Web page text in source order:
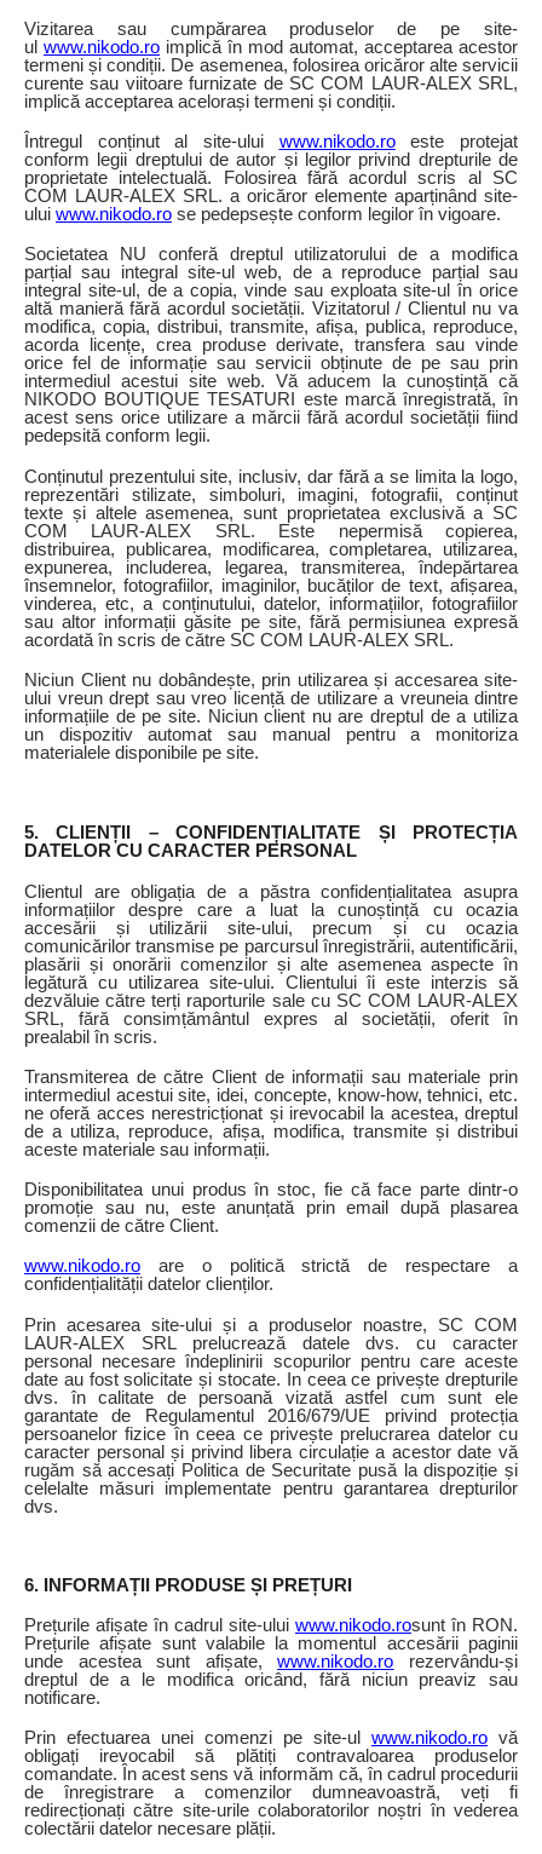
Vizitarea sau cumpărarea produselor de pe site-
ul www.nikodo.ro implică în mod automat, acceptarea acestor
termeni și condiții. De asemenea, folosirea oricăror alte servicii
curente sau viitoare furnizate de SC COM LAUR-ALEX SRL,
implică acceptarea acelorași termeni și condiții.
Întregul conținut al site-ului www.nikodo.roeste protejat
conform legii dreptului de autor și legilor privind drepturile de
proprietate intelectuală. Folosirea fără acordul scris al SC
COM LAUR-ALEX SRL. a oricăror elemente aparținând site-
ului www.nikodo.ro se pedepsește conform legilor în vigoare.
Societatea NU conferă dreptul utilizatorului de a modifica
parțial sau integral site-ul web, de a reproduce parțial sau
integral site-ul, de a copia, vinde sau exploata site-ul în orice
altă manieră fără acordul societății. Vizitatorul / Clientul nu va
modifica, copia, distribui, transmite, afișa, publica, reproduce,
acorda licențe, crea produse derivate, transfera sau vinde
orice fel de informație sau servicii obținute de pe sau prin
intermediul acestui site web. Vă aducem la cunoștință că
NIKODO BOUTIQUE TESATURI este marcă înregistrată, în
acest sens orice utilizare a mărcii fără acordul societății fiind
pedepsită conform legii.
Conținutul prezentului site, inclusiv, dar fără a se limita la logo,
reprezentări stilizate, simboluri, imagini, fotografii, conținut
texte și altele asemenea, sunt proprietatea exclusivă a SC
COM LAUR-ALEX SRL. Este nepermisă copierea,
distribuirea, publicarea, modificarea, completarea, utilizarea,
expunerea, includerea, legarea, transmiterea, îndepărtarea
însemnelor, fotografiilor, imaginilor, bucăților de text, afișarea,
vinderea, etc, a conținutului, datelor, informațiilor, fotografiilor
sau altor informații găsite pe site, fără permisiunea expresă
acordată în scris de către SC COM LAUR-ALEX SRL.
Niciun Client nu dobândește, prin utilizarea și accesarea site-
ului vreun drept sau vreo licență de utilizare a vreuneia dintre
informațiile de pe site. Niciun client nu are dreptul de a utiliza
un dispozitiv automat sau manual pentru a monitoriza
materialele disponibile pe site.
5. CLIENȚII – CONFIDENȚIALITATE ȘI PROTECȚIA
DATELOR CU CARACTER PERSONAL
Clientul are obligația de a păstra confidențialitatea asupra
informațiilor despre care a luat la cunoștință cu ocazia
accesării și utilizării site-ului, precum și cu ocazia
comunicărilor transmise pe parcursul înregistrării, autentificării,
plasării și onorării comenzilor și alte asemenea aspecte în
legătură cu utilizarea site-ului. Clientului îi este interzis să
dezvăluie către terți raporturile sale cu SC COM LAUR-ALEX
SRL, fără consimțământul expres al societății, oferit în
prealabil în scris.
Transmiterea de către Client de informații sau materiale prin
intermediul acestui site, idei, concepte, know-how, tehnici, etc.
ne oferă acces nerestricționat și irevocabil la acestea, dreptul
de a utiliza, reproduce, afișa, modifica, transmite și distribui
aceste materiale sau informații.
Disponibilitatea unui produs în stoc, fie că face parte dintr-o
promoție sau nu, este anunțată prin email după plasarea
comenzii de către Client.
www.nikodo.ro are o politică strictă de respectare a
confidențialității datelor clienților.
Prin acesarea site-ului și a produselor noastre, SC COM
LAUR-ALEX SRL prelucrează datele dvs. cu caracter
personal necesare îndeplinirii scopurilor pentru care aceste
date au fost solicitate și stocate. In ceea ce privește drepturile
dvs. în calitate de persoană vizată astfel cum sunt ele
garantate de Regulamentul 2016/679/UE privind protecția
persoanelor fizice în ceea ce privește prelucrarea datelor cu
caracter personal și privind libera circulație a acestor date vă
rugăm să accesați Politica de Securitate pusă la dispoziție și
celelalte măsuri implementate pentru garantarea drepturilor
dvs.
6. INFORMAȚII PRODUSE ȘI PREȚURI
Prețurile afișate în cadrul site-ului www.nikodo.rosunt în RON.
Prețurile afișate sunt valabile la momentul accesării paginii
unde acestea sunt afișate,www.nikodo.ro rezervându-și
dreptul de a le modifica oricând, fără niciun preaviz sau
notificare.
Prin efectuarea unei comenzi pe site-ul www.nikodo.ro vă
obligați irevocabil să plătiți contravaloarea produselor
comandate. În acest sens vă informăm că, în cadrul procedurii
de înregistrare a comenzilor dumneavoastră, veți fi
redirecționați către site-urile colaboratorilor noștri în vederea
colectării datelor necesare plății.